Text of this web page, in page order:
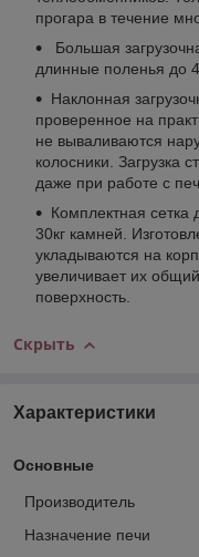
прогара в течение
Большая
длинные поленья до
Наклонная
проверенное на
не вываливаются
колосники. Загрузка
даже при работе с
Комплектная
30кг камней.
укладываются на
увеличивает их
поверхность.
Скрыть
Характеристики
Основные
Производитель
Назначение печи